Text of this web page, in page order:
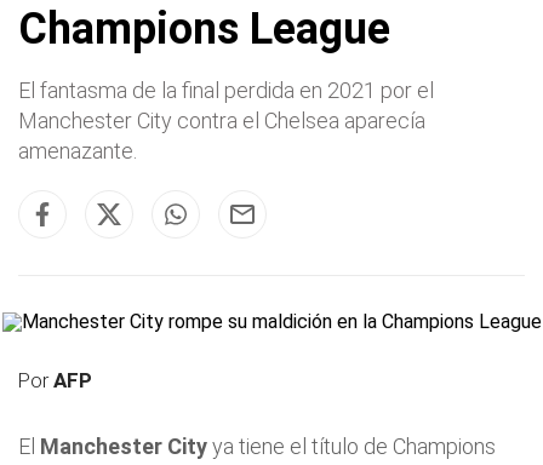
Champions League
El fantasma de la final perdida en 2021 por el
Manchester City contra el Chelsea aparecía
amenazante.
PorAFP
El Manchester Cityya tiene el título de Champions